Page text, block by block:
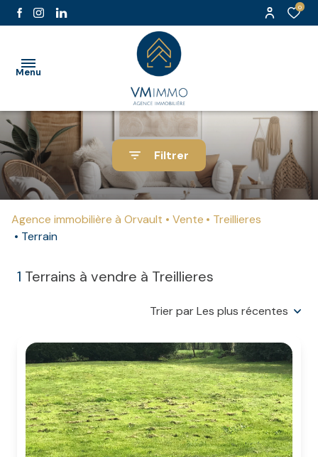
0
Menu
accueil
l'agence
ventes
location
estimation
Filtrer
Agence immobilière à Orvault Vente
Treillieres
Terrain
1 Terrains à vendre à Treillieres
Trier par Les plus récentes